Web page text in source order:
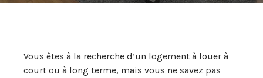
Vous êtes à la recherche d’un logement à louer à
court ou à long terme, mais vous ne savez pas